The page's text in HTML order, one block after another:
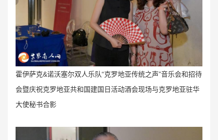
霍伊萨克&诺沃塞尔双人乐队“克罗地亚传统之声”音乐会和招待
会暨庆祝克罗地亚共和国建国日活动酒会现场与克罗地亚驻华
大使秘书合影